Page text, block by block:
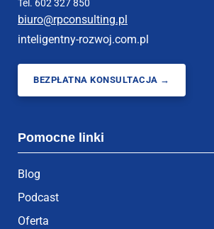
Tel. 602 327 850
biuro@rpconsulting.pl
inteligentny-rozwoj.com.pl
BEZPŁATNA KONSULTACJA →
Pomocne linki
Blog
Podcast
Oferta